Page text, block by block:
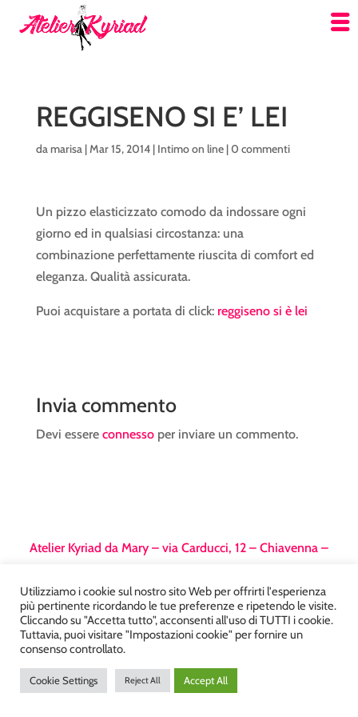
REGGISENO SI E’ LEI
damarisa|Mar 15, 2014| Intimo on line|0 commenti
Un pizzo elasticizzato comodo da indossare ogni
giorno ed in qualsiasi circostanza: una
combinazione perfettamente riuscita di comfort ed
eleganza. Qualità assicurata.
Puoi acquistare a portata di click: reggiseno si è lei
Invia commento
Devi essere connessoper inviare un commento.
Atelier Kyriad da Mary – via Carducci, 12 – Chiavenna –
realizzato daDiegoGiuriani.com
Utilizziamo i cookie sul nostro sito Web per offrirti l'esperienza
più pertinente ricordando le tue preferenze e ripetendo le visite.
Cliccando su "Accetta tutto", acconsenti all'uso di TUTTI i cookie.
Tuttavia, puoi visitare "Impostazioni cookie" per fornire un
consenso controllato.
Cookie Settings Reject All Accept All